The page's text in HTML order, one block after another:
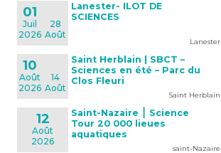
01
Juil
2026
28
Août
Lanester- ILOT DE
SCIENCES
Lanester
10
Août
2026
14
Août
Saint Herblain | SBCT –
Sciences en été – Parc du
Clos Fleuri
Saint Herblain
12
Août
2026
Saint-Nazaire ⎮ Science
Tour 20 000 lieues
aquatiques
saint-Nazaire